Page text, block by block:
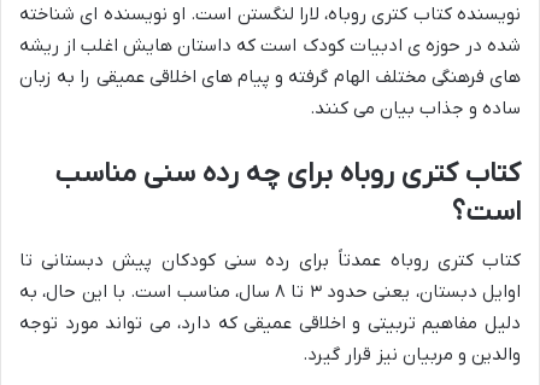
نویسنده کتاب کتری روباه، لارا لنگستن است. او نویسنده ای شناخته
شده در حوزه ی ادبیات کودک است که داستان هایش اغلب از ریشه
های فرهنگی مختلف الهام گرفته و پیام های اخلاقی عمیقی را به زبان
ساده و جذاب بیان می کنند.
کتاب کتری روباه برای چه رده سنی مناسب
است؟
کتاب کتری روباه عمدتاً برای رده سنی کودکان پیش دبستانی تا
اوایل دبستان، یعنی حدود ۳ تا ۸ سال، مناسب است. با این حال، به
دلیل مفاهیم تربیتی و اخلاقی عمیقی که دارد، می تواند مورد توجه
والدین و مربیان نیز قرار گیرد.